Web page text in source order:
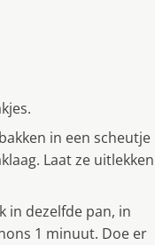
in een scheutje
Laat ze uitlekken
in dezelfde pan, in
1 minuut. Doe er